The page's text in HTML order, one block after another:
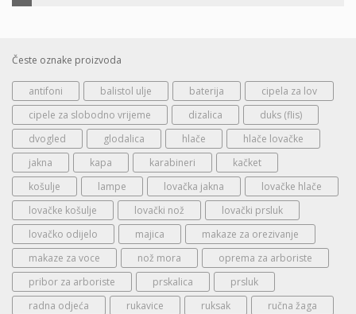
Česte oznake proizvoda
antifoni balistol ulje baterija
cipela za lov
cipele za slobodno vrijeme
dizalica
duks (flis)
dvogled
glodalica hlače
hlače lovačke
jakna
kapa karabineri
kačket
košulje
lampe lovačka jakna
lovačke hlače
lovačke košulje
lovački nož
lovački prsluk
lovačko odijelo
majica
makaze za orezivanje
makaze za voce
nož mora
oprema za arboriste
pribor za arboriste
prskalica
prsluk
radna odjeća
rukavice ruksak
ručna žaga